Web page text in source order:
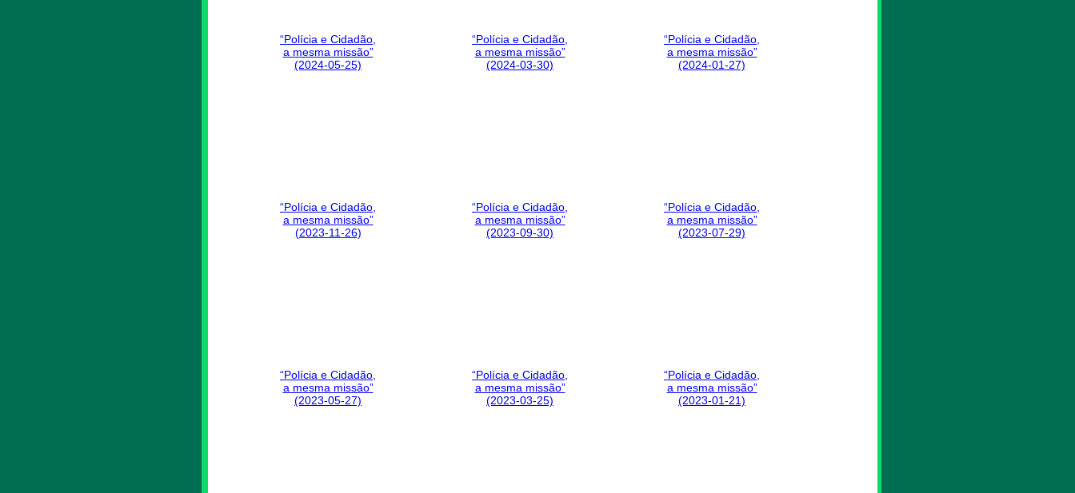
“Polícia e Cidadão,
a mesma missão”
(2024-05-25)
“Polícia e Cidadão,
a mesma missão”
(2024-03-30)
“Polícia e Cidadão,
a mesma missão”
(2024-01-27)
“Polícia e Cidadão,
a mesma missão”
(2023-11-26)
“Polícia e Cidadão,
a mesma missão”
(2023-09-30)
“Polícia e Cidadão,
a mesma missão”
(2023-07-29)
“Polícia e Cidadão,
a mesma missão”
(2023-05-27)
“Polícia e Cidadão,
a mesma missão”
(2023-03-25)
“Polícia e Cidadão,
a mesma missão”
(2023-01-21)